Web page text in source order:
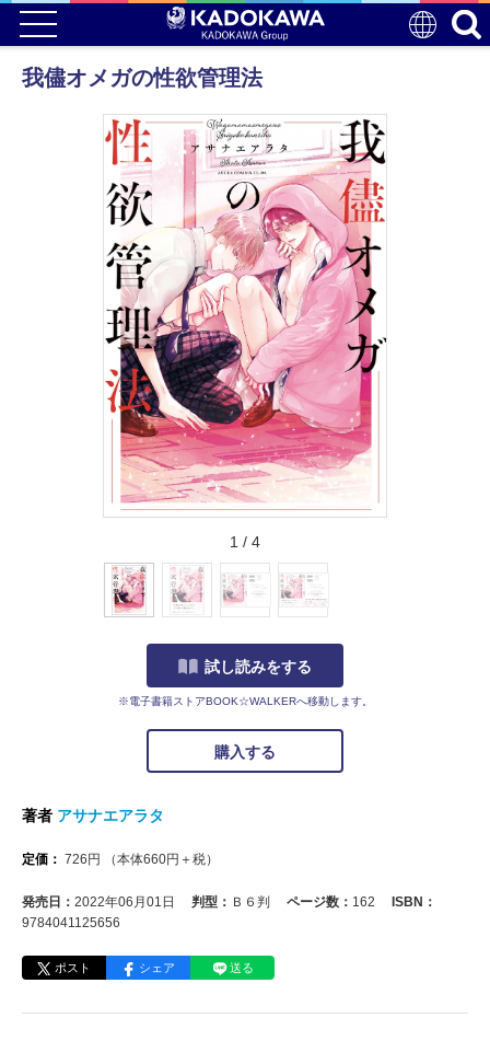
我儘オメガの性欲管理法
1 / 4
試し読みをする
※電子書籍ストアBOOK☆WALKERへ移動します。
購入する
著者 アサナエアラタ
定価： 726 円 （本体660円＋税）
発売日： 2022年06月01日 判型： Ｂ６判 ページ数： 162
ISBN：
9784041125656
ポスト シェア 送る